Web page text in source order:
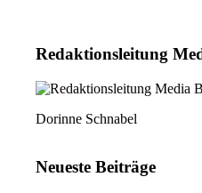
Redaktions­leitung
Dorinne Schnabel
Neueste Beiträge